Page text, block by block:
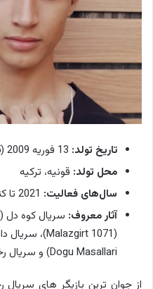
تاریخ تولد:
محل تولد: قونیه، ترکیه
سال‌های فعالیت:
آثار معروف:
Dogu Masallari) و سریال رخت چرک (Kirli Sepeti)
از جوان ترین بازیگر های